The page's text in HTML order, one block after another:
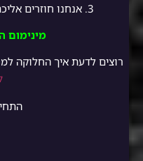
3. אנחנו חוזרים אליכם במהירות לסגירת ההזמנה!
מינימום
רוצים לדעת איך החלוקה